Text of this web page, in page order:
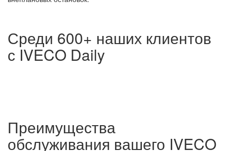
Среди 600+ наших клиентов
с IVECO Daily
Преимущества
обслуживания вашего IVECO